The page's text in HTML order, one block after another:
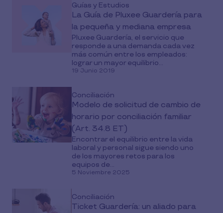
Guías y Estudios
La Guía de Pluxee Guardería para
la pequeña y mediana empresa
Pluxee Guardería, el servicio que
responde a una demanda cada vez
más común entre los empleados:
lograr un mayor equilibrio...
19 Junio 2019
Conciliación
Modelo de solicitud de cambio de
horario por conciliación familiar
(Art. 34.8 ET)
Encontrar el equilibrio entre la vida
laboral y personal sigue siendo uno
de los mayores retos para los
equipos de...
5 Noviembre 2025
Conciliación
Ticket Guardería: un aliado para